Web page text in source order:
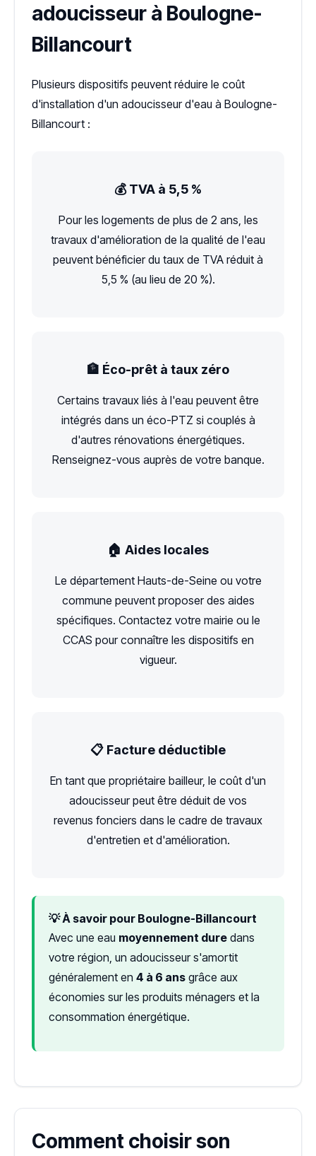
adoucisseur à Boulogne-
Billancourt
Plusieurs dispositifs peuvent réduire le coût
d'installation d'un adoucisseur d'eau à Boulogne-
Billancourt :
💰 TVA à 5,5 %
Pour les logements de plus de 2 ans, les
travaux d'amélioration de la qualité de l'eau
peuvent bénéficier du taux de TVA réduit à
5,5 % (au lieu de 20 %).
🏦 Éco-prêt à taux zéro
Certains travaux liés à l'eau peuvent être
intégrés dans un éco-PTZ si couplés à
d'autres rénovations énergétiques.
Renseignez-vous auprès de votre banque.
🏠 Aides locales
Le département Hauts-de-Seine ou votre
commune peuvent proposer des aides
spécifiques. Contactez votre mairie ou le
CCAS pour connaître les dispositifs en
vigueur.
📋 Facture déductible
En tant que propriétaire bailleur, le coût d'un
adoucisseur peut être déduit de vos
revenus fonciers dans le cadre de travaux
d'entretien et d'amélioration.
💡 À savoir pour Boulogne-Billancourt
Avec une eau moyennement dure dans
votre région, un adoucisseur s'amortit
généralement en 4 à 6 ans grâce aux
économies sur les produits ménagers et la
consommation énergétique.
Comment choisir son